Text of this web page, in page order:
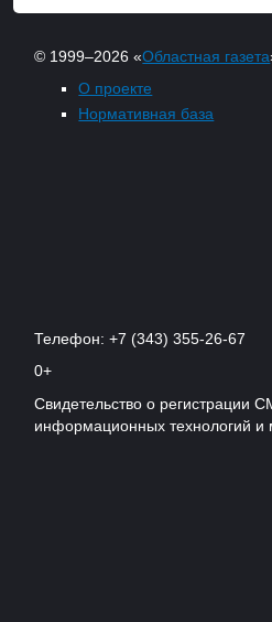
© 1999–2026 «Областная газета
О проекте
Нормативная база
Телефон: +7 (343) 355-26-67
0+
Свидетельство о
информационных технологий и